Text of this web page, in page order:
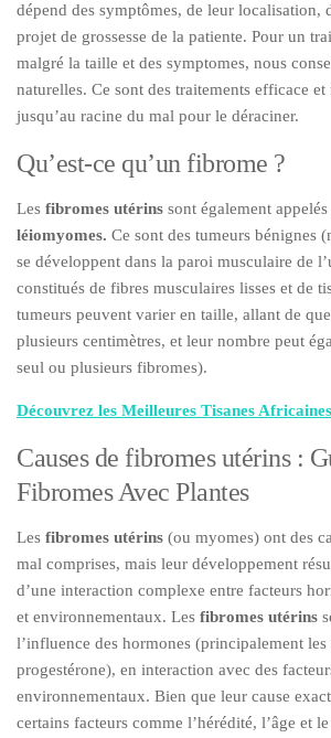
dépend des symptômes, de leur localisation,
projet de grossesse de la patiente. Pour un
malgré la taille et des symptomes, nous
naturelles. Ce sont des traitements efficace
jusqu’au racine du mal pour le déraciner.
Qu’est-ce qu’un fibrome ?
Les fibromes utérins sont également appelés
léiomyomes. Ce sont des tumeurs bénignes
se développent dans la paroi musculaire de
constitués de fibres musculaires lisses et de
tumeurs peuvent varier en taille, allant de
plusieurs centimètres, et leur nombre peut
seul ou plusieurs fibromes).
Découvrez les Meilleures Tisanes Africaines
Causes de fibromes utérins :
Fibromes Avec Plantes
Les fibromes utérins (ou myomes) ont des
mal comprises, mais leur développement
d’une interaction complexe entre facteurs
et environnementaux. Les fibromes utérins
l’influence des hormones (principalement
progestérone), en interaction avec des
environnementaux. Bien que leur cause
certains facteurs comme l’hérédité, l’âge et